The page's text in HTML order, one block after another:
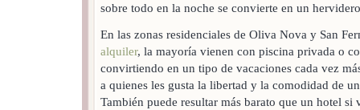
sobre todo en la noche se convierte en un
En las zonas residenciales de Oliva Nova y San
alquiler, la mayoría vienen con piscina privada o
convirtiendo en un tipo de vacaciones cada vez
a quienes les gusta la libertad y la comodidad de
También puede resultar más barato que un hotel